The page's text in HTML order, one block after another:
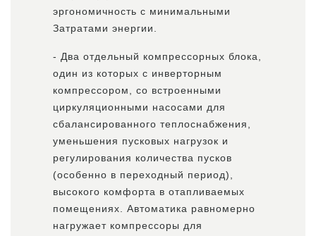
эргономичность с минимальными
Затратами энергии.
- Два отдельный компрессорных блока,
один из которых с инверторным
компрессором, со встроенными
циркуляционными насосами для
сбалансированного теплоснабжения,
уменьшения пусковых нагрузок и
регулирования количества пусков
(особенно в переходный период),
высокого комфорта в отапливаемых
помещениях. Автоматика равномерно
нагружает компрессоры для